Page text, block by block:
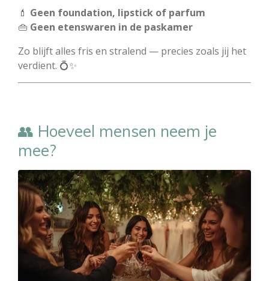
💄 Geen foundation, lipstick of parfum
👜 Geen etenswaren in de paskamer
Zo blijft alles fris en stralend — precies zoals jij het
verdient. 💍✨
👥 Hoeveel mensen neem je
mee?